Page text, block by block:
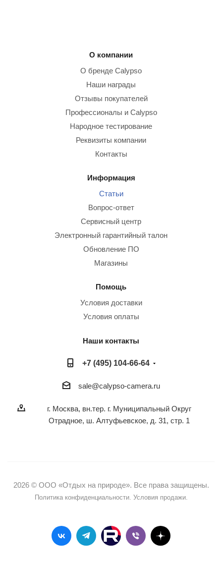
О компании
О бренде Calypso
Наши награды
Отзывы покупателей
Профессионалы и Calypso
Народное тестирование
Реквизиты компании
Контакты
Информация
Статьи
Вопрос-ответ
Сервисный центр
Электронный гарантийный талон
Обновление ПО
Магазины
Помощь
Условия доставки
Условия оплаты
Наши контакты
+7 (495) 104-66-64
sale@calypso-camera.ru
г. Москва, вн.тер. г. Муниципальный Округ
Отрадное, ш. Алтуфьевское, д. 31, стр. 1
2026 © ООО «Отдых на природе». Все права защищены.
Политика конфиденциальности. Условия продажи.